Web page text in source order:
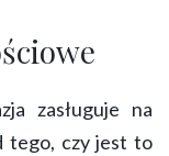
zasługuje na
tego, czy jest to